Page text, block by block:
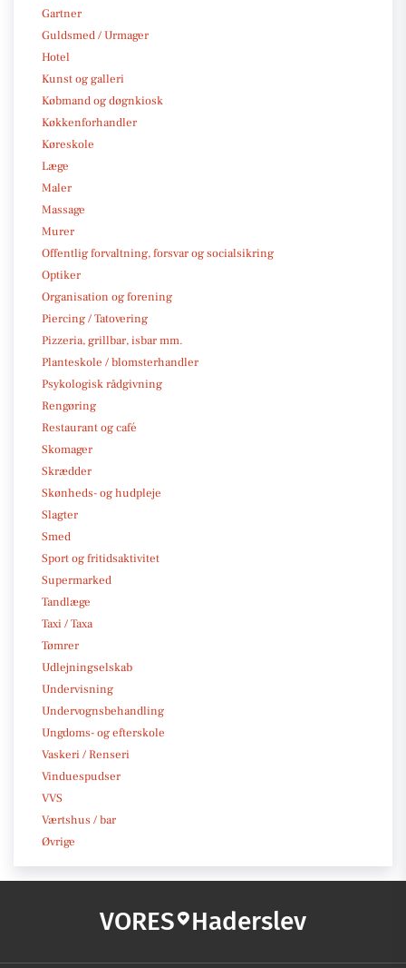
Gartner
Guldsmed / Urmager
Hotel
Kunst og galleri
Købmand og døgnkiosk
Køkkenforhandler
Køreskole
Læge
Maler
Massage
Murer
Offentlig forvaltning, forsvar og socialsikring
Optiker
Organisation og forening
Piercing / Tatovering
Pizzeria, grillbar, isbar mm.
Planteskole / blomsterhandler
Psykologisk rådgivning
Rengøring
Restaurant og café
Skomager
Skrædder
Skønheds- og hudpleje
Slagter
Smed
Sport og fritidsaktivitet
Supermarked
Tandlæge
Taxi / Taxa
Tømrer
Udlejningselskab
Undervisning
Undervognsbehandling
Ungdoms- og efterskole
Vaskeri / Renseri
Vinduespudser
VVS
Værtshus / bar
Øvrige
VORES Haderslev